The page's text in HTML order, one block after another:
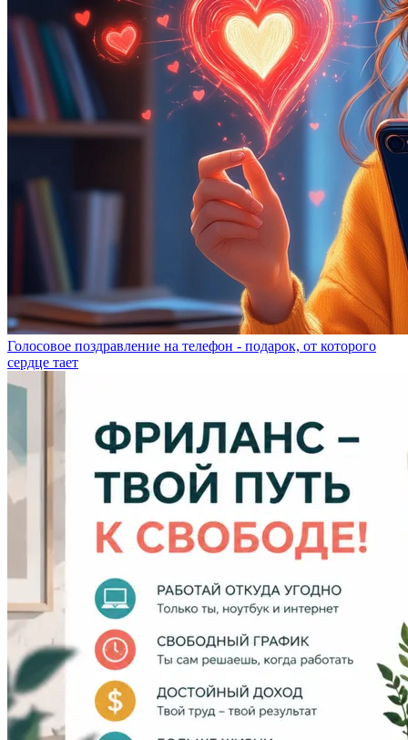
Голосовое поздравление на телефон - подарок, от которого
сердце тает